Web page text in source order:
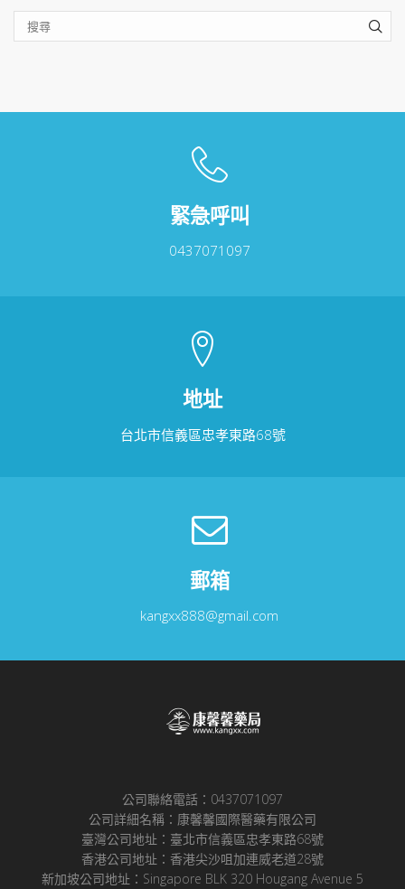
緊急呼叫
0437071097
地址
台北市信義區忠孝東路68號
郵箱
kangxx888@gmail.com
公司聯絡電話：0437071097
公司詳細名稱：康馨馨國際醫藥有限公司
臺灣公司地址：臺北市信義區忠孝東路68號
香港公司地址：香港尖沙咀加連威老道28號
新加坡公司地址：Singapore BLK 320 Hougang Avenue 5